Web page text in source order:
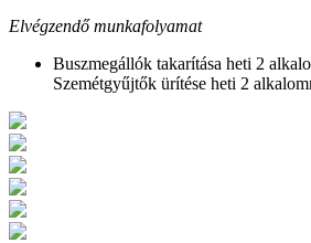
Elvégzendő munkafolyamat
Buszmegállók takarítása heti 2
Szemétgyűjtők ürítése heti 2